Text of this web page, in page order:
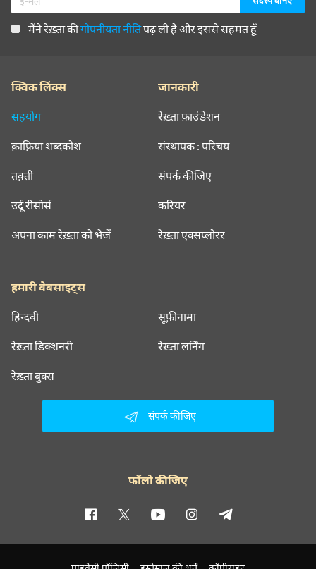
मैंने रेख़्ता कीगोपनीयता नीतिपढ़ ली है और इससे सहमत हूँ
क्विक लिंक्स
सहयोग
क़ाफ़िया शब्दकोश
तक़्ती
उर्दू रीसोर्स
अपना काम रेख़्ता को भेजें
जानकारी
रेख़्ता फ़ाउंडेशन
संस्थापक : परिचय
संपर्क कीजिए
करियर
रेख़्ता एक्सप्लोरर
हमारी वेबसाइट्स
हिन्दवी सूफ़ीनामा
रेख़्ता डिक्शनरी रेख़्ता लर्निंग
रेख़्ता बुक्स
संपर्क कीजिए
फॉलो कीजिए